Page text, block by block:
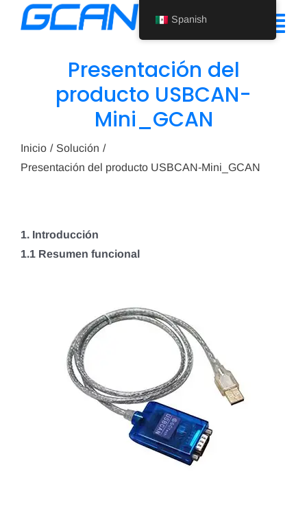
Ayuda
Póngase en contacto con nosotros
Presentación del
producto USBCAN-
Mini_GCAN
Inicio
Solución
Presentación del producto USBCAN-Mini_GCAN
1. Introducción
1.1 Resumen funcional
Spanish